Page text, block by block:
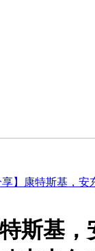
享】康特斯基，
斯基